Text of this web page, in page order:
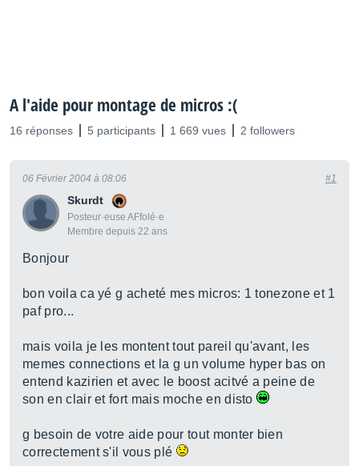
A l'aide pour montage de micros :(
16 réponses 5 participants 1 669 vues 2 followers
Skurdt
Posteur·euse AFfolé·e
Membre depuis 22 ans
06 Février 2004 à 08:06 #1
Bonjour
bon voila ca yé g acheté mes micros: 1 tonezone et 1
paf pro...
mais voila je les montent tout pareil qu'avant, les
memes connections et la g un volume hyper bas on
entend kazirien et avec le boost acitvé a peine de
son en clair et fort mais moche en disto
g besoin de votre aide pour tout monter bien
correctement s'il vous plé